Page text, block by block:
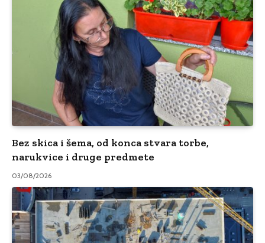
Bez skica i šema, od konca stvara torbe,
narukvice i druge predmete
03/08/2026